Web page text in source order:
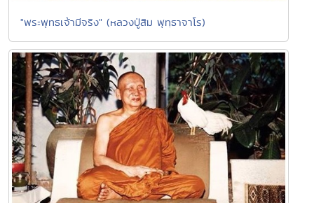
"พระพุทธเจ้ามีจริง" (หลวงปู่สิม พุทฺธาจาโร)